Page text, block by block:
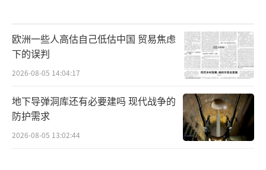
欧洲一些人高估自己低估中国 贸易焦虑
下的误判
2026-08-05 14:04:17
地下导弹洞库还有必要建吗 现代战争的
防护需求
2026-08-05 13:02:44